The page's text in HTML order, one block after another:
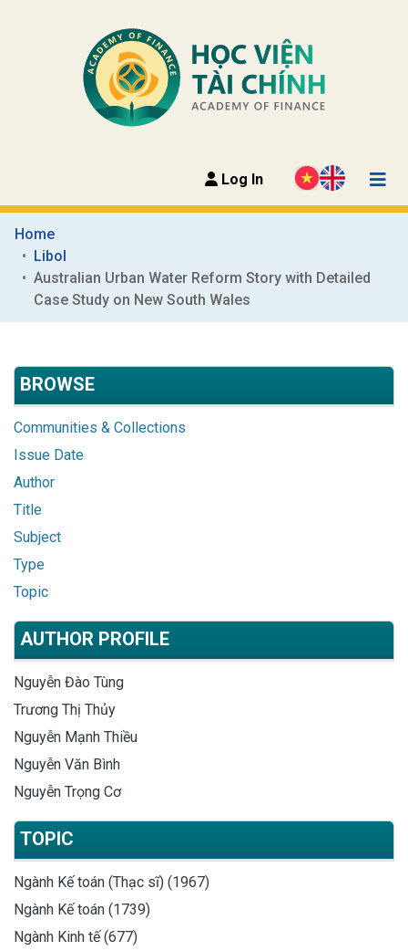
Log In
Home
Libol
Australian Urban Water Reform Story with Detailed
Case Study on New South Wales
BROWSE
Communities & Collections
Issue Date
Author
Title
Subject
Type
Topic
AUTHOR PROFILE
Nguyễn Đào Tùng
Trương Thị Thủy
Nguyễn Mạnh Thiều
Nguyễn Văn Bình
Nguyễn Trọng Cơ
TOPIC
Ngành Kế toán (Thạc sĩ) (1967)
Ngành Kế toán (1739)
Ngành Kinh tế (677)